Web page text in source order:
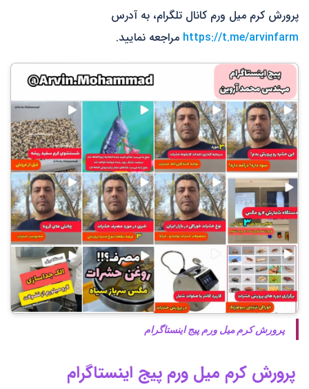
پرورش کرم میل ورم کانال تلگرام، به آدرس
https://t.me/arvinfarm مراجعه نمایید.
پرورش کرم میل ورم پیج اینستاگرام
پرورش کرم میل ورم پیج اینستاگرام